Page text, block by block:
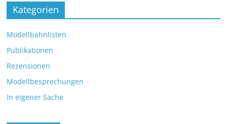
Kategorien
Modellbahnlisten
Publikationen
Rezensionen
Modellbesprechungen
In eigener Sache